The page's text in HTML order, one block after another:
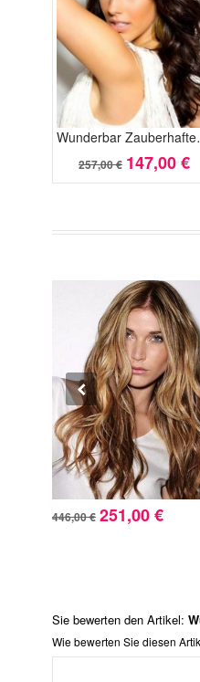
257,00 € 147,00 €
446,00 € 251,00 €
Sie bewerten den Artikel:
Wie bewerten Sie diesen